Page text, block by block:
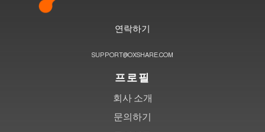
연락하기
SUPPORT@OXSHARE.COM
프로필
회사 소개
문의하기